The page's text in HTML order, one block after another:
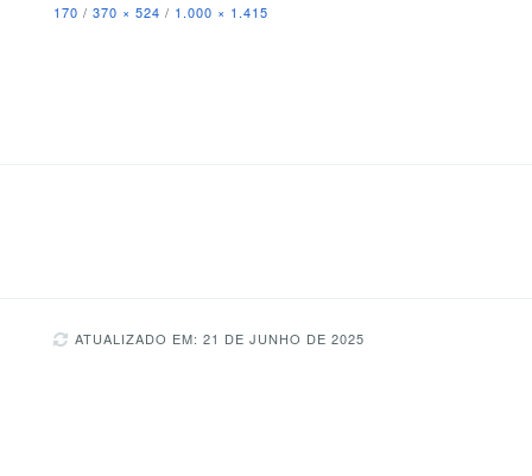
170 / 370 × 524 / 1.000 × 1.415
ATUALIZADO EM: 21 DE JUNHO DE 2025